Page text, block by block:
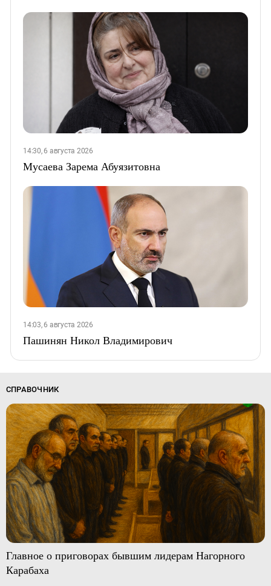
14:30, 6 августа 2026
Мусаева Зарема Абуязитовна
14:03, 6 августа 2026
Пашинян Никол Владимирович
СПРАВОЧНИК
Главное о приговорах бывшим лидерам Нагорного
Карабаха